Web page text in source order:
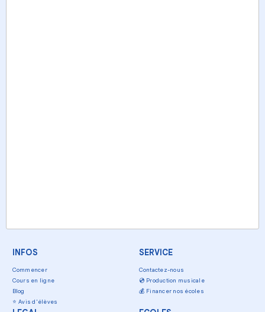
INFOS
Commencer
Cours en ligne
Blog
⭐ Avis d'élèves
SERVICE
Contactez-nous
💿 Production musicale
💰 Financer nos écoles